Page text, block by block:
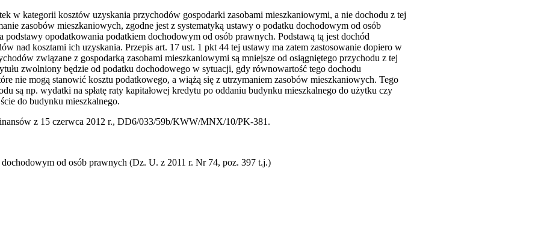
w kategorii kosztów uzyskania przychodów gospodarki zasobami mieszkaniowymi, a nie dochodu z tej
zasobów mieszkaniowych, zgodne jest z systematyką ustawy o podatku dochodowym od osób
podstawy opodatkowania podatkiem dochodowym od osób prawnych. Podstawą tą jest dochód
nad kosztami ich uzyskania. Przepis art. 17 ust. 1 pkt 44 tej ustawy ma zatem zastosowanie dopiero w
związane z gospodarką zasobami mieszkaniowymi są mniejsze od osiągniętego przychodu z tej
zwolniony będzie od podatku dochodowego w sytuacji, gdy równowartość tego dochodu
nie mogą stanowić kosztu podatkowego, a wiążą się z utrzymaniem zasobów mieszkaniowych. Tego
są np. wydatki na spłatę raty kapitałowej kredytu po oddaniu budynku mieszkalnego do użytku czy
do budynku mieszkalnego.
z 15 czerwca 2012 r., DD6/033/59b/KWW/MNX/10/PK-381.
od osób prawnych (Dz. U. z 2011 r. Nr 74, poz. 397 t.j.)